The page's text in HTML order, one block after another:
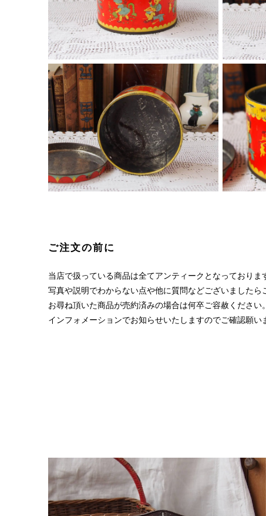
ご注文の前に
当店で扱っている商品は全てアンティークとなっており
写真や説明でわからない点や他に質問などございました
お尋ね頂いた商品が売約済みの場合は何卒ご容赦くださ
インフォメーションでお知らせいたしますのでご確認願い